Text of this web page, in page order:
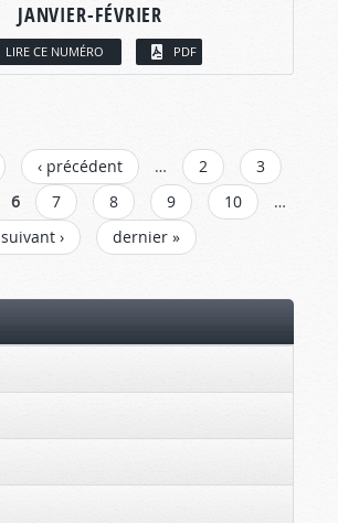
JANVIER-FÉVRIER
LIRE CE NUMÉRO PDF
‹ précédent … 2
3
6 7 8 9 10
…
suivant ›
dernier »